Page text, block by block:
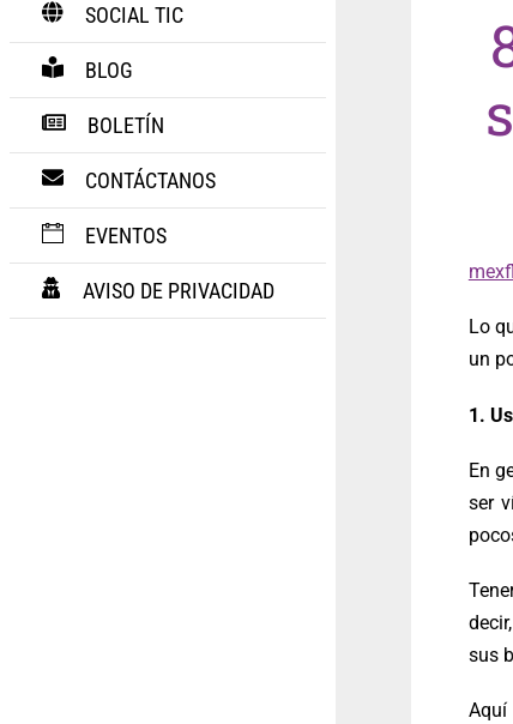
SOCIAL TIC
BLOG
BOLETÍN
CONTÁCTANOS
EVENTOS
AVISO DE PRIVACIDAD
Lo
un
1.
En
ser
sus
Aquí